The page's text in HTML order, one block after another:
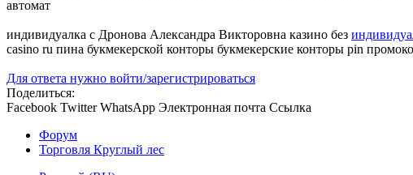
автомат
индивидуалка с Дронова Александра Викторовна казино без
casino ru пина букмекерской конторы букмекерские конторы pin
Для ответа нужно войти/зарегистрироваться
Поделиться:
Facebook Twitter WhatsApp Электронная почта Ссылка
Форум
Торговля Круглый лес